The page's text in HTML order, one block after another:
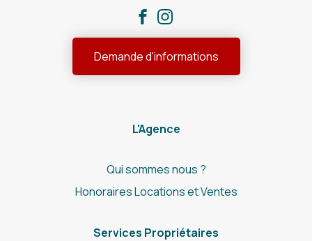
Demande d'informations
L'Agence
Qui sommes nous ?
Honoraires Locations et Ventes
Services Propriétaires